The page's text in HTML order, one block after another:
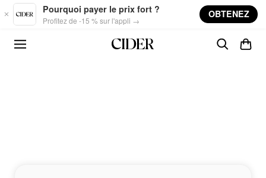
Skip to main content
Pourquoi payer le prix fort ?
Profitez de -15 % sur l'appli →
OBTENEZ